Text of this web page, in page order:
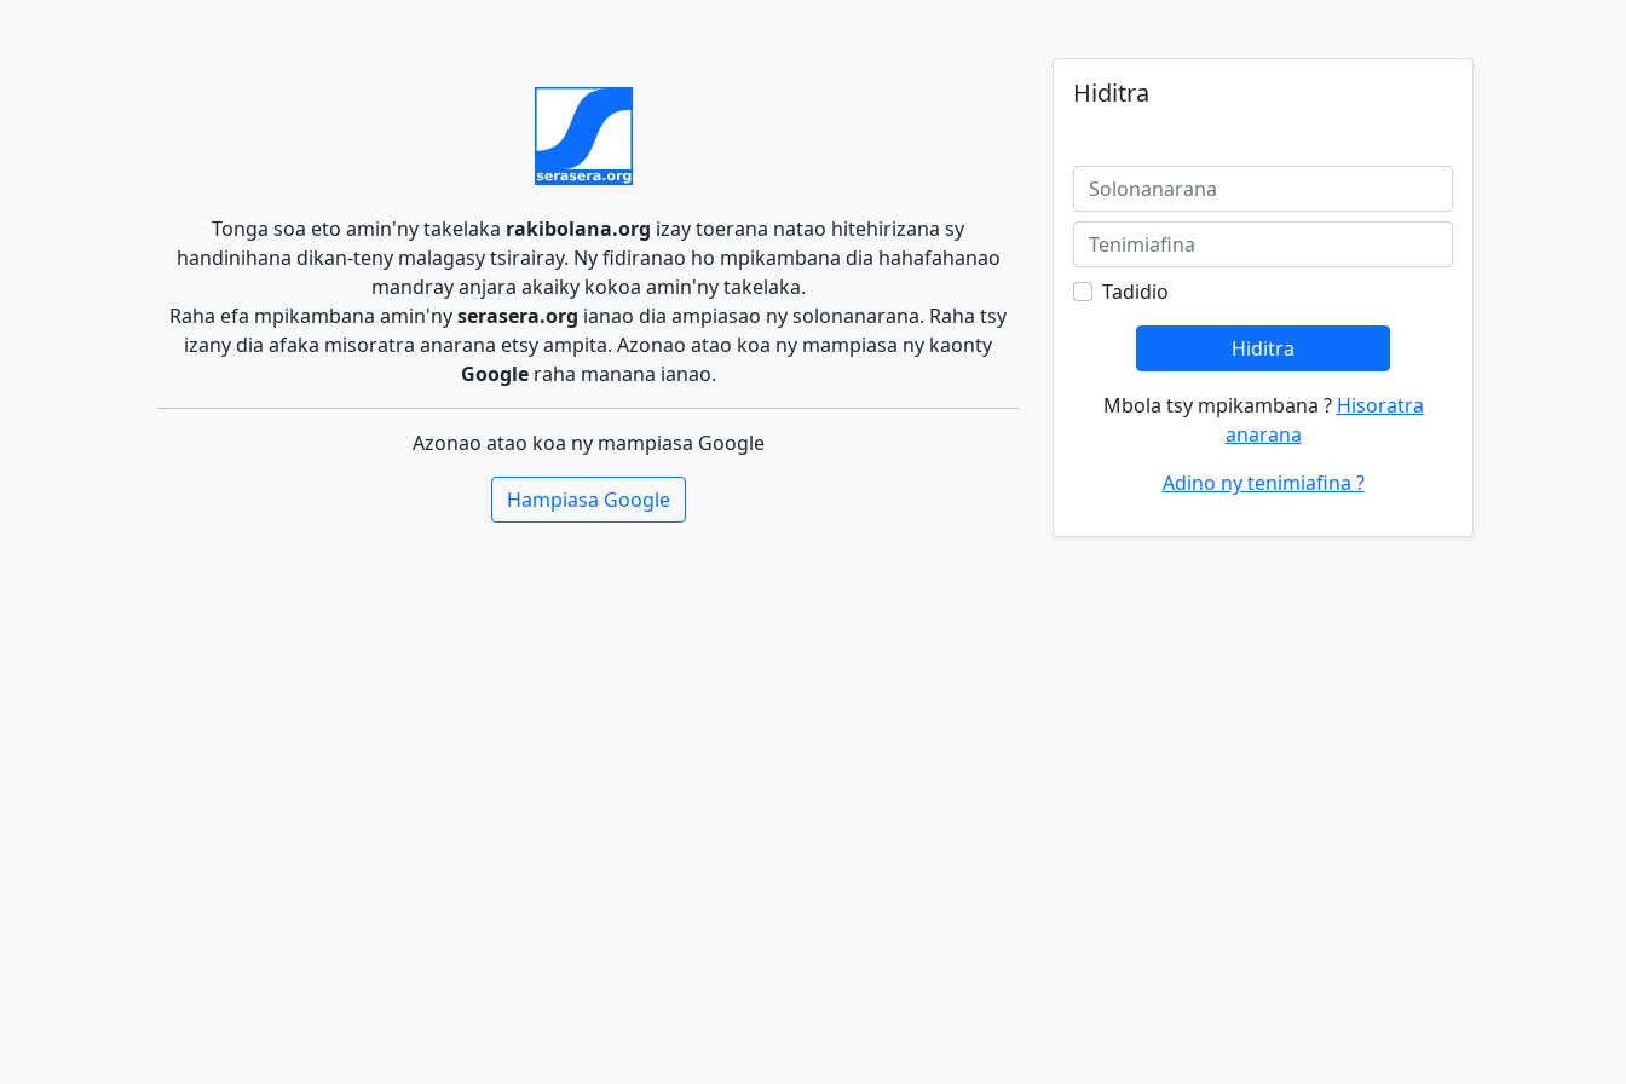
Tonga soa eto amin'ny takelaka rakibolana.org izay toerana natao hitehirizana sy
handinihana dikan-teny malagasy tsirairay. Ny fidiranao ho mpikambana dia hahafahanao
mandray anjara akaiky kokoa amin'ny takelaka.
Raha efa mpikambana amin'nyserasera.org ianao dia ampiasao ny solonanarana. Raha tsy
izany dia afaka misoratra anarana etsy ampita. Azonao atao koa ny mampiasa ny kaonty
Googleraha manana ianao.
Azonao atao koa ny mampiasa Google
Hampiasa Google
Hiditra
Tadidio
Hiditra
Mbola tsy mpikambana ? Hisoratra
anarana
Adino ny tenimiafina ?